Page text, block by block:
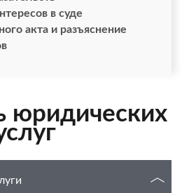
в суде
акта и разъяснение
юридических